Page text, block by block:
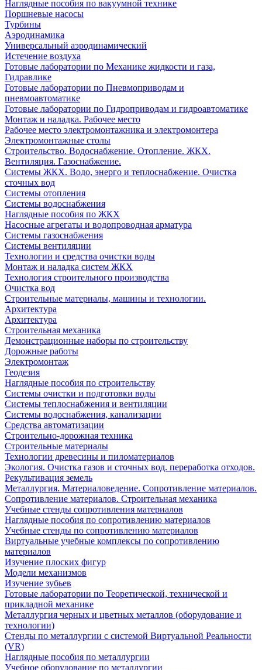
Наглядные пособия по вакуумной технике
Поршневые насосы
Турбины
Аэродинамика
Универсальный аэродинамический
Истечение воздуха
Готовые лаборатории по Механике жидкости и газа,
Гидравлике
Готовые лаборатории по Пневмоприводам и
пневмоавтоматике
Готовые лаборатории по Гидроприводам и гидроавтоматике
Монтаж и наладка. Рабочее место
Рабочее место электромонтажника и электромонтера
Электромонтажные столы
Строительство. Водоснабжение. Отопление. ЖКХ.
Вентиляция. Газоснабжение.
Системы ЖКХ. Водо, энерго и теплоснабжение. Очистка
сточных вод
Системы отопления
Системы водоснабжения
Наглядные пособия по ЖКХ
Насосные агрегаты и водопроводная арматура
Системы газоснабжения
Системы вентиляции
Технологии и средства очистки воды
Монтаж и наладка систем ЖКХ
Технология строительного производства
Очистка вод
Строительные материалы, машины и технологии.
Архитектура
Архитектура
Cтроительная механика
Демонстрационные наборы по строительству
Дорожные работы
Электромонтаж
Геодезия
Наглядные пособия по строительству
Системы очистки и подготовки воды
Системы теплоснабжения и вентиляции
Системы водоснабжения, канализации
Средства автоматизации
Строительно-дорожная техника
Строительные материалы
Технологии древесины и пиломатериалов
Экология. Очистка газов и сточных вод. переработка отходов.
Рекультивация земель
Металлургия. Материаловедение. Сопротивление материалов.
Сопротивление материалов. Строительная механика
Учебные стенды сопротивления материалов
Наглядные пособия по сопротивлению материалов
Учебные стенды по сопротивлению материалов
Виртуальные учебные комплексы по сопротивлению
материалов
Изучение плоских фигур
Модели механизмов
Изучение зубьев
Готовые лаборатории по Теоретической, технической и
прикладной механике
Металлургия черных и цветных металлов (оборудование и
технологии)
Cтенды по металлургии с системой Виртуальной Реальности
(VR)
Наглядные пособия по металлургии
Учебное оборудование по металлургии